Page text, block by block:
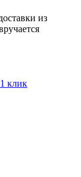
из
клик